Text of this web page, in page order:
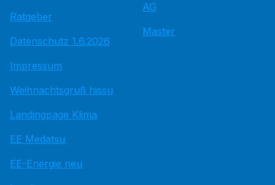
Ratgeber
Datenschutz 1.6.2026
Impressum
Weihnachtsgruß hissu
Landingpage Klima
EE Medatsu
EE-Energie neu
AG
Master